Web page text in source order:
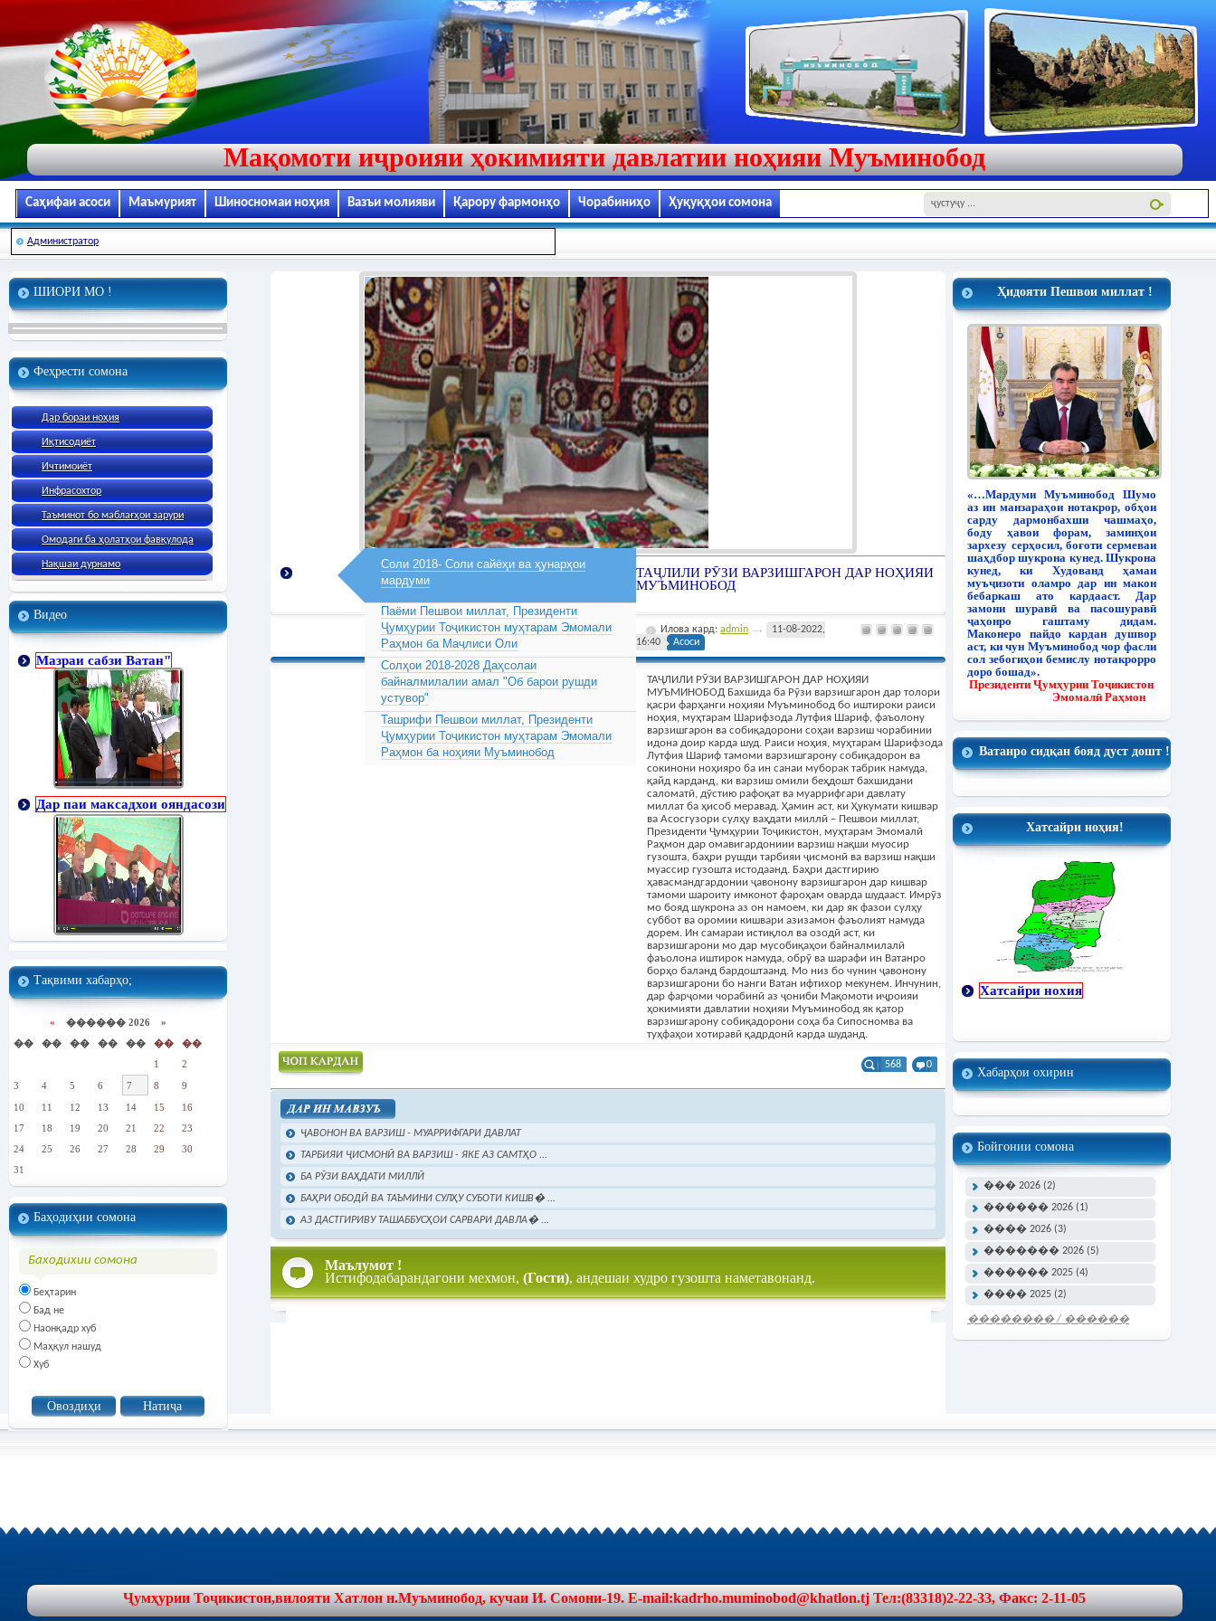
Мақомоти иҷроияи ҳокимияти давлатии ноҳияи Муъминобод
Саҳифаи асоси Маъмурият Шиносномаи ноҳия Вазъи молияви Қарору фармонҳо Чорабиниҳо Ҳуқуқҳои сомона
Администратор
ШИОРИ МО !
Феҳрести сомона
Дар бораи ноҳия
Иқтисодиёт
Ичтимоиёт
Инфрасохтор
Таъминот бо маблағҳои зарури
Омодаги ба ҳолатҳои фавқулода
Нақшаи дурнамо
Видео
Мазраи сабзи Ватан"
Дар паи максадхои ояндасози
Тақвими хабарҳо;
« ������ 2026 »
��
�� �� �� �� ��
��
1
2
3
4 5 6 7 8
9
10
11 12 13 14 15
16
17
18 19 20 21 22
23
24
25 26 27 28 29
30
31
Баҳодиҳии сомона
Баходихии сомона
Беҳтарин
Бад не
Наонқадр хуб
Маҳқул нашуд
Хуб
Ҳидояти Пешвои миллат !
«…Мардуми Муъминобод Шумо
аз ин манзараҳои нотакрор, обҳои
сарду дармонбахши чашмаҳо,
боду ҳавои форам, заминҳои
зархезу серҳосил, боғоти сермеваи
шаҳдбор шукрона кунед. Шукрона
кунед, ки Худованд ҳамаи
муъҷизоти оламро дар ин макон
бебаркаш ато кардааст. Дар
замони шуравӣ ва пасошуравӣ
ҷаҳонро гаштаму дидам.
Маконеро пайдо кардан душвор
аст, ки чун Муъминобод чор фасли
сол зебогиҳои бемислу нотакрорро
доро бошад».
Президенти Ҷумҳурии Тоҷикистон
Эмомалӣ Раҳмон
Ватанро сидқан бояд дуст дошт !
Хатсайри ноҳия!
Хатсайри нохия
Хабарҳои охирин
Бойгонии сомона
��� 2026 (2)
������ 2026 (1)
���� 2026 (3)
������� 2026 (5)
������ 2025 (4)
���� 2025 (2)
�������� / ������
���� �����
Соли 2018- Соли сайёҳи ва ҳунарҳои
мардуми
Паёми Пешвои миллат, Президенти
Ҷумҳурии Тоҷикистон муҳтарам Эмомали
Раҳмон ба Маҷлиси Оли
Солҳои 2018-2028 Даҳсолаи
байналмилалии амал "Об барои рушди
устувор"
Ташрифи Пешвои миллат, Президенти
Ҷумҳурии Тоҷикистон муҳтарам Эмомали
Раҳмон ба ноҳияи Муъминобод
ТАҶЛИЛИ РӮЗИ ВАРЗИШГАРОН ДАР НОҲИЯИ
МУЪМИНОБОД
Илова кард:admin
11-08-2022,
16:40
Асоси
ТАҶЛИЛИ РӮЗИ ВАРЗИШГАРОН ДАР НОҲИЯИ
МУЪМИНОБОД Бахшида ба Рӯзи варзишгарон дар толори
қасри фарҳанги ноҳияи Муъминобод бо иштироки раиси
ноҳия, муҳтарам Шарифзода Лутфия Шариф, фаъолону
варзишгарон ва собиқадорони соҳаи варзиш чорабинии
идона доир карда шуд. Раиси ноҳия, муҳтарам Шарифзода
Лутфия Шариф тамоми варзишгарону собиқадорон ва
сокинони ноҳияро ба ин санаи муборак табрик намуда,
қайд карданд, ки варзиш омили беҳдошт бахшидани
саломатӣ, дӯстию рафоқат ва муаррифгари давлату
миллат ба ҳисоб меравад. Ҳамин аст, ки Ҳукумати кишвар
ва Асосгузори сулҳу ваҳдати миллӣ – Пешвои миллат,
Президенти Ҷумҳурии Тоҷикистон, муҳтарам Эмомалӣ
Раҳмон дар омавигардониии варзиш нақши муосир
гузошта, баҳри рушди тарбияи ҷисмонӣ ва варзиш нақши
муассир гузошта истодаанд. Баҳри дастгирию
ҳавасмандгардонии ҷавонону варзишгарон дар кишвар
тамоми шароиту имконот фароҳам оварда шудааст. Имрӯз
мо бояд шукрона аз он намоем, ки дар як фазои сулҳу
суббот ва оромии кишвари азизамон фаъолият намуда
дорем. Ин самараи истиқлол ва озодӣ аст, ки
варзишгарони мо дар мусобиқаҳои байналмилалӣ
фаъолона иштирок намуда, обрӯ ва шарафи ин Ватанро
борҳо баланд бардоштаанд. Мо низ бо чунин ҷавонону
варзишгарони бо нанги Ватан ифтихор мекунем. Инчунин,
дар фарҷоми чорабинӣ аз ҷониби Мақомоти иҷроияи
ҳокимияти давлатии ноҳияи Муъминобод як қатор
варзишгарону собиқадорони соҳа ба Сипосномва ва
туҳфаҳои хотиравӣ қадрдонӣ карда шуданд.
568 0
Чоп намудан
ҶАВОНОН ВА ВАРЗИШ - МУАРРИФГАРИ ДАВЛАТ
ТАРБИЯИ ҶИСМОНӢ ВА ВАРЗИШ - ЯКЕ АЗ САМТҲО ...
БА РӮЗИ ВАҲДАТИ МИЛЛӢ
БАҲРИ ОБОДӢ ВА ТАЪМИНИ СУЛҲУ СУБОТИ КИШВ� ...
АЗ ДАСТГИРИВУ ТАШАББУСҲОИ САРВАРИ ДАВЛА� ...
Маълумот !
Истифодабарандагони мехмон, (Гости), андешаи худро гузошта наметавонанд.
Ҷумҳурии Тоҷикистон,вилояти Хатлон н.Муъминобод, кучаи И. Сомони-19. E-mail:kadrho.muminobod@khatlon.tj Тел:(83318)2-22-33, Факс: 2-11-05